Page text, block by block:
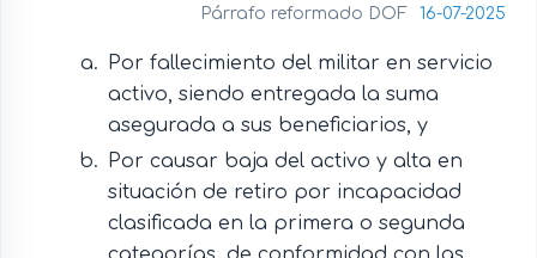
Párrafo reformado DOF 16-07-2025
Por fallecimiento del militar en servicio
activo, siendo entregada la suma
asegurada a sus beneficiarios, y
Por causar baja del activo y alta en
situación de retiro por incapacidad
clasificada en la primera o segunda